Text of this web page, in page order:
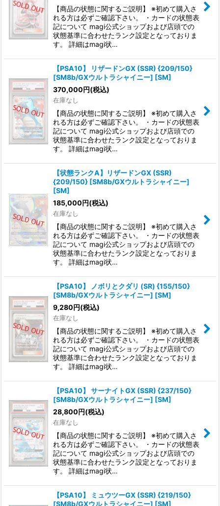
【商品の状態に関するご説明】 ※初めて購入さ
れる方は必ずご確認下さい。 ・カードの状態表
記について magi公式ショップおよび店頭での
状態基準に合わせたランク設定となっておりま
す。 詳細はmagi状…
【PSA10】 リザードンGX (SSR) {209/150}
[SM8b/GXウルトラシャイニー] [SM]
370,000円(税込)
在庫なし
【商品の状態に関するご説明】 ※初めて購入さ
れる方は必ずご確認下さい。 ・カードの状態表
記について magi公式ショップおよび店頭での
状態基準に合わせたランク設定となっておりま
す。 詳細はmagi状…
【状態ランクA】リザードンGX (SSR)
{209/150} [SM8b/GXウルトラシャイニー]
[SM]
185,000円(税込)
在庫なし
【商品の状態に関するご説明】 ※初めて購入さ
れる方は必ずご確認下さい。 ・カードの状態表
記について magi公式ショップおよび店頭での
状態基準に合わせたランク設定となっておりま
す。 詳細はmagi状…
【PSA10】 ノボリとクダリ (SR) {155/150}
[SM8b/GXウルトラシャイニー] [SM]
9,280円(税込)
在庫なし
【商品の状態に関するご説明】 ※初めて購入さ
れる方は必ずご確認下さい。 ・カードの状態表
記について magi公式ショップおよび店頭での
状態基準に合わせたランク設定となっておりま
す。 詳細はmagi状…
【PSA10】 サーナイトGX (SSR) {237/150}
[SM8b/GXウルトラシャイニー] [SM]
28,800円(税込)
在庫なし
【商品の状態に関するご説明】 ※初めて購入さ
れる方は必ずご確認下さい。 ・カードの状態表
記について magi公式ショップおよび店頭での
状態基準に合わせたランク設定となっておりま
す。 詳細はmagi状…
【PSA10】 ミュウツーGX (SSR) {219/150}
[SM8b/GXウルトラシャイニー] [SM]